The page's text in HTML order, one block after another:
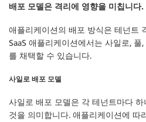
배포 모델은 격리에 영향을 미칩니다.
애플리케이션의 배포 방식은 테넌트
SaaS 애플리케이션에서는 사일로,
를 채택할 수 있습니다.
사일로 배포 모델
사일로 배포 모델은 각 테넌트마다
것을 의미합니다. 애플리케이션에 따